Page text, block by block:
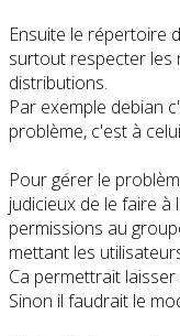
Ensuite le répertoire
surtout respecter les
distributions.
Par exemple debian
problème, c'est à
Pour gérer le
judicieux de le faire
permissions au
mettant les
Ca permettrait
Sinon il faudrait le